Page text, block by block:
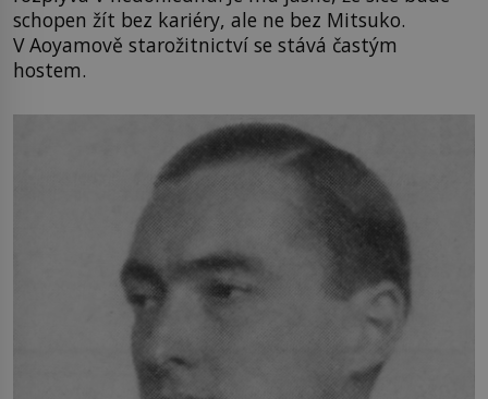
schopen žít bez kariéry, ale ne bez Mitsuko.
V Aoyamově starožitnictví se stává častým
hostem.